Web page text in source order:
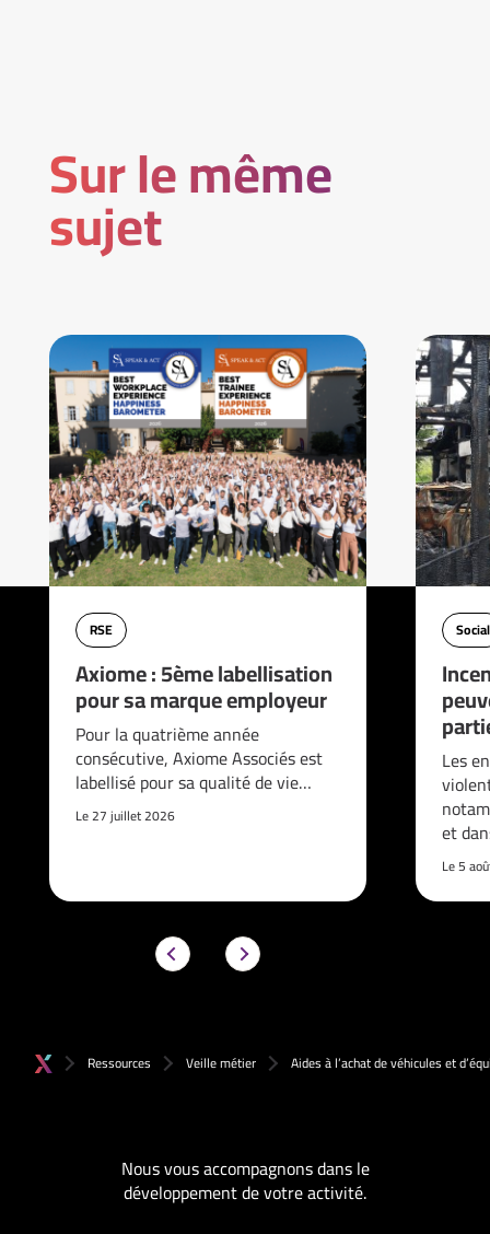
Sur le même
sujet
RSE
Axiome : 5ème labellisation
pour sa marque employeur
Pour la quatrième année
consécutive, Axiome Associés est
labellisé pour sa qualité de vie…
Le 27 juillet 2026
Social
Les
et
Le 5
Ressources Veille métier Aides à l’achat de véhicules et
Nous vous accompagnons dans le
développement de votre activité.